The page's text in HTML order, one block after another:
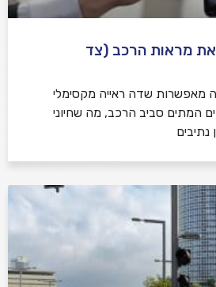
את מראות הרכב (צד
מאפשרות שדה ראייה מקסימלי
המתים סביב הרכב, מה שחיוני